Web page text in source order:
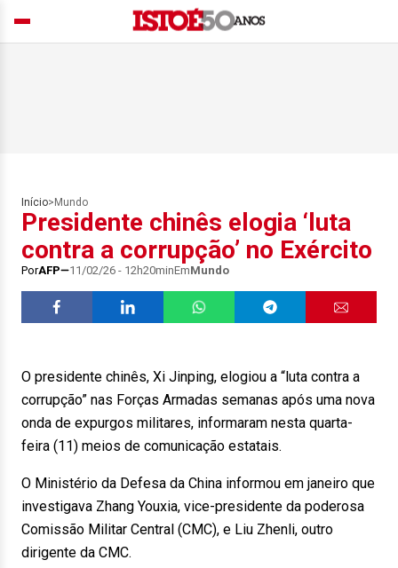
Início> Mundo
Presidente chinês elogia ‘luta
contra a corrupção’ no Exército
PorAFP 11/02/26 - 12h20minEmMundo
O presidente chinês, Xi Jinping, elogiou a “luta contra a
corrupção” nas Forças Armadas semanas após uma nova
onda de expurgos militares, informaram nesta quarta-
feira (11) meios de comunicação estatais.
O Ministério da Defesa da China informou em janeiro que
investigava Zhang Youxia, vice-presidente da poderosa
Comissão Militar Central (CMC), e Liu Zhenli, outro
dirigente da CMC.